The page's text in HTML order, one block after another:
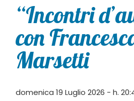
“Incontri
con
Marsetti
domenica 19 Luglio 2026 - h.